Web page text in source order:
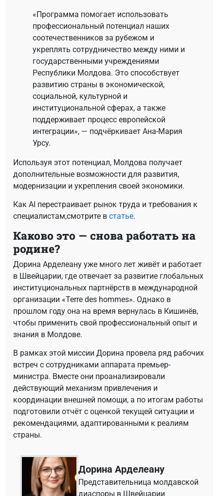
«Программа помогает использовать
профессиональный потенциал наших
соотечественников за рубежом и
укреплять сотрудничество между ними и
государственными учреждениями
Республики Молдова. Это способствует
развитию страны в экономической,
социальной, культурной и
институциональной сферах, а также
поддерживает процесс европейской
интеграции», — подчёркивает Ана-Мария
Урсу.
Используя этот потенциал, Молдова получает
дополнительные возможности для развития,
модернизации и укрепления своей экономики.
Как AI перестраивает рынок труда и требования к
специалистам,смотрите в статье.
Каково это — снова работать на
родине?
Дорина Арделеану уже много лет живёт и работает
в Швейцарии, где отвечает за развитие глобальных
институциональных партнёрств в международной
организации «Terre des hommes». Однако в
прошлом году она на время вернулась в Кишинёв,
чтобы применить свой профессиональный опыт и
знания в Молдове.
В рамках этой миссии Дорина провела ряд рабочих
встреч с сотрудниками аппарата премьер-
министра. Вместе они проанализировали
действующий механизм привлечения и
координации внешней помощи, а по итогам работы
подготовили отчёт с оценкой текущей ситуации и
рекомендациями, адаптированными к реалиям
страны.
Дорина Арделеану
Представительница молдавской
диаспоры в Швейцарии